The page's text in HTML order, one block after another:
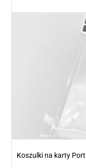
Koszulki na karty